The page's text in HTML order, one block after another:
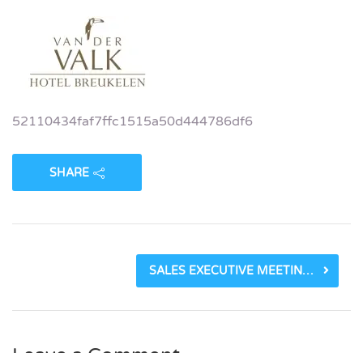
52110434faf7ffc1515a50d444786df6
SHARE
SALES EXECUTIVE MEETING & EVENTS – BREUKELEN_6082EA1FB074E.JPEG